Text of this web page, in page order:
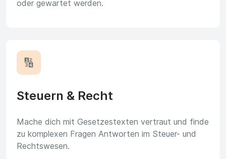
oder gewartet werden.
🔢
Steuern & Recht
Mache dich mit Gesetzestexten vertraut und finde
zu komplexen Fragen Antworten im Steuer- und
Rechtswesen.